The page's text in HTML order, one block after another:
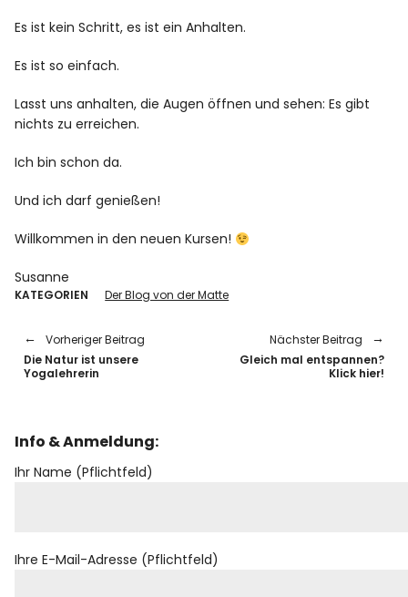
Es ist kein Schritt, es ist ein Anhalten.
Es ist so einfach.
Lasst uns anhalten, die Augen öffnen und sehen: Es gibt
nichts zu erreichen.
Ich bin schon da.
Und ich darf genießen!
Willkommen in den neuen Kursen!
Susanne
KATEGORIEN Der Blog von der Matte
Vorheriger Beitrag
Die Natur ist unsere
Yogalehrerin
Nächster Beitrag
Gleich mal entspannen?
Klick hier!
Info & Anmeldung:
Ihr Name (Pflichtfeld)
Ihre E-Mail-Adresse (Pflichtfeld)